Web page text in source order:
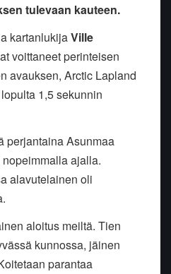
tulevaan kauteen.
kartanlukijaVille
voittaneet perinteisen
avauksen, Arctic Lapland
1,5 sekunnin
perjantaina Asunmaa
ajalla.
alavutelainen oli
aloitus meiltä. Tien
kunnossa, jäinen
parantaa